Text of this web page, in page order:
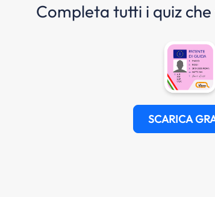
Completa tutti i quiz
SCARICA